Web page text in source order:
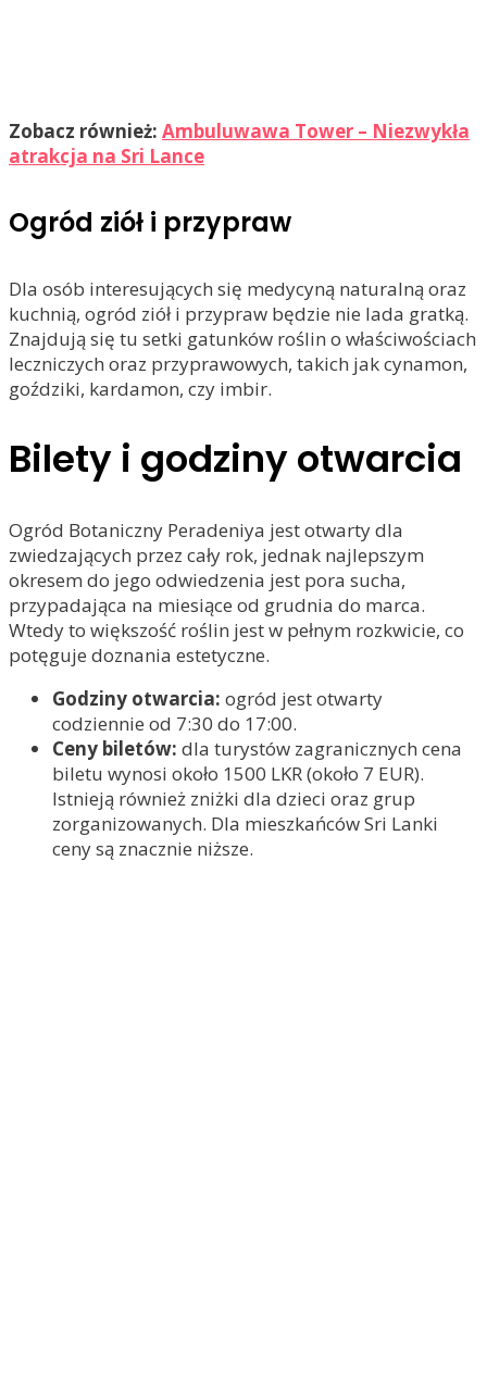
Zobacz również: Ambuluwawa Tower – Niezwykła
atrakcja na Sri Lance
Ogród ziół i przypraw
Dla osób interesujących się medycyną naturalną oraz
kuchnią, ogród ziół i przypraw będzie nie lada gratką.
Znajdują się tu setki gatunków roślin o właściwościach
leczniczych oraz przyprawowych, takich jak cynamon,
goździki, kardamon, czy imbir.
Bilety i godziny otwarcia
Ogród Botaniczny Peradeniya jest otwarty dla
zwiedzających przez cały rok, jednak najlepszym
okresem do jego odwiedzenia jest pora sucha,
przypadająca na miesiące od grudnia do marca.
Wtedy to większość roślin jest w pełnym rozkwicie, co
potęguje doznania estetyczne.
Godziny otwarcia: ogród jest otwarty
codziennie od 7:30 do 17:00.
Ceny biletów: dla turystów zagranicznych cena
biletu wynosi około 1500 LKR (około 7 EUR).
Istnieją również zniżki dla dzieci oraz grup
zorganizowanych. Dla mieszkańców Sri Lanki
ceny są znacznie niższe.